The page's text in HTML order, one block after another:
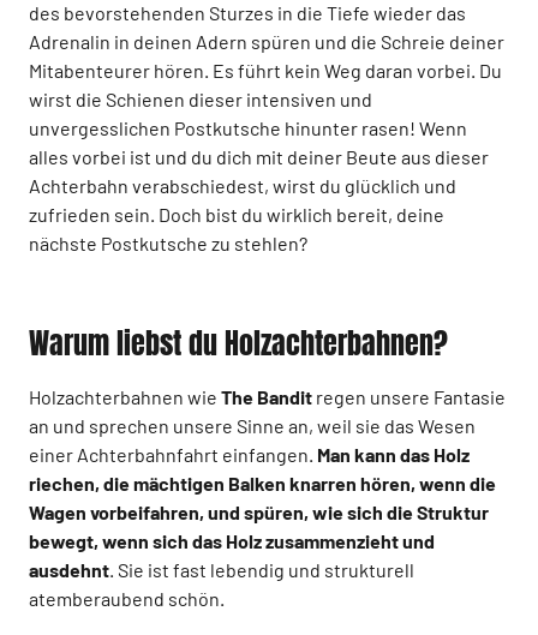
des bevorstehenden Sturzes in die Tiefe wieder das
Adrenalin in deinen Adern spüren und die Schreie deiner
Mitabenteurer hören. Es führt kein Weg daran vorbei. Du
wirst die Schienen dieser intensiven und
unvergesslichen Postkutsche hinunter rasen! Wenn
alles vorbei ist und du dich mit deiner Beute aus dieser
Achterbahn verabschiedest, wirst du glücklich und
zufrieden sein. Doch bist du wirklich bereit, deine
nächste Postkutsche zu stehlen?
Warum liebst du Holzachterbahnen?
Holzachterbahnen wie The Bandit regen unsere Fantasie
an und sprechen unsere Sinne an, weil sie das Wesen
einer Achterbahnfahrt einfangen. Man kann das Holz
riechen, die mächtigen Balken knarren hören, wenn die
Wagen vorbeifahren, und spüren, wie sich die Struktur
bewegt, wenn sich das Holz zusammenzieht und
ausdehnt. Sie ist fast lebendig und strukturell
atemberaubend schön.